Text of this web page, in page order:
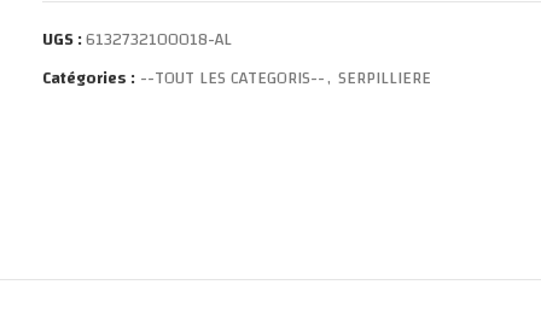
UGS :6132732100018-AL
Catégories :--TOUT LES CATEGORIS--, SERPILLIERE